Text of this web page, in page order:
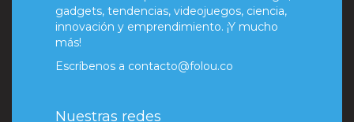
gadgets, tendencias, videojuegos, ciencia,
innovación y emprendimiento. ¡Y mucho
más!
Escríbenos a contacto@folou.co
Nuestras redes